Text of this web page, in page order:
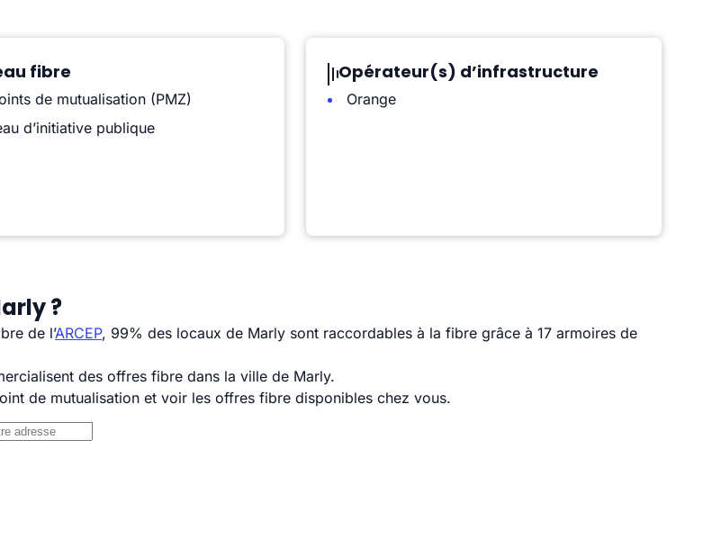
fibre
de mutualisation (PMZ)
d’initiative publique
Opérateur(s) d’infrastructure
Orange
?
de l’ARCEP, 99% des locaux de Marly sont raccordables à la fibre grâce à 17 armoires de
des offres fibre dans la ville de Marly.
de mutualisation et voir les offres fibre disponibles chez vous.